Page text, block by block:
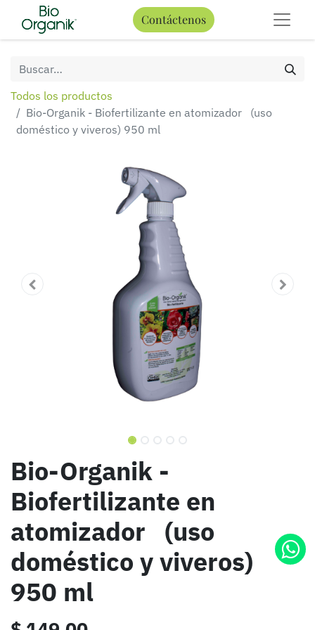
Contáctenos
Todos los productos
Bio-Organik - Biofertilizante en atomizador (uso
doméstico y viveros) 950 ml
Bio-Organik -
Biofertilizante en
atomizador (uso
doméstico y viveros)
950 ml